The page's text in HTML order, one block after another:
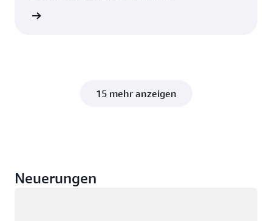
15 mehr anzeigen
Neuerungen